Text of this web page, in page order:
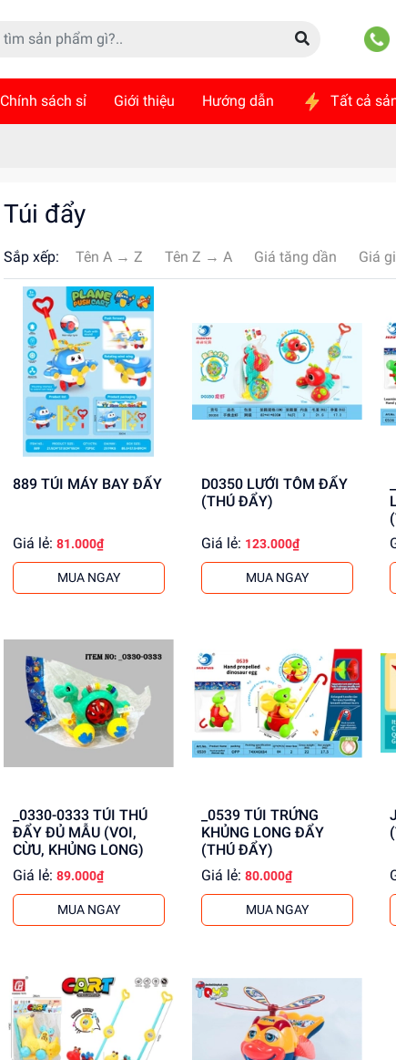
Chính sách sỉ Giới thiệu Hướng dẫn Tất cả
Túi đẩy
Sắp xếp: Tên A → Z Tên Z → A Giá tăng dần Giá
889 TÚI MÁY BAY ĐẨY
Giá lẻ: 81.000₫
MUA NGAY
D0350 LƯỚI TÔM ĐẨY
(THÚ ĐẨY)
Giá lẻ: 123.000₫
MUA NGAY
_0330-0333 TÚI THÚ
ĐẨY ĐỦ MẪU (VOI,
CỪU, KHỦNG LONG)
Giá lẻ: 89.000₫
MUA NGAY
_0539 TÚI TRỨNG
KHỦNG LONG ĐẨY
(THÚ ĐẨY)
Giá lẻ: 80.000₫
MUA NGAY